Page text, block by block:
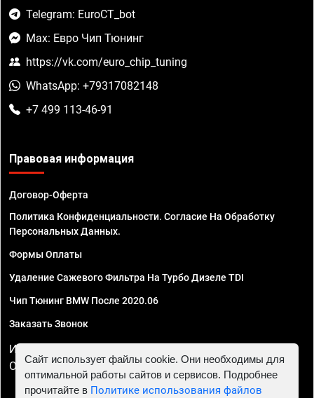
Telegram: EuroCT_bot
Max: Евро Чип Тюнинг
https://vk.com/euro_chip_tuning
WhatsApp: +79317082148
+7 499 113-46-91
Правовая информация
Договор-Оферта
Политика Конфиденциальности. Согласие На Обработку
Персональных Данных.
Формы Оплаты
Удаление Сажевого Фильтра На Турбо Дизеле TDI
Чип Тюнинг BMW После 2020.06
Заказать Звонок
ИП Смирнов Георгий Павлович. ИНН 781302555843,
ОГРНИП 324470400032610
Сайт использует файлы cookie. Они необходимы для
оптимальной работы сайтов и сервисов. Подробнее
прочитайте в Политике использования файлов